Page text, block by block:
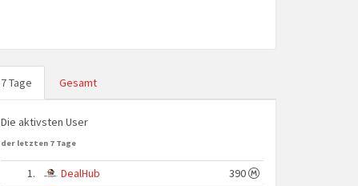
7 Tage Gesamt
Die aktivsten User
der letzten 7 Tage
1. DealHub
390